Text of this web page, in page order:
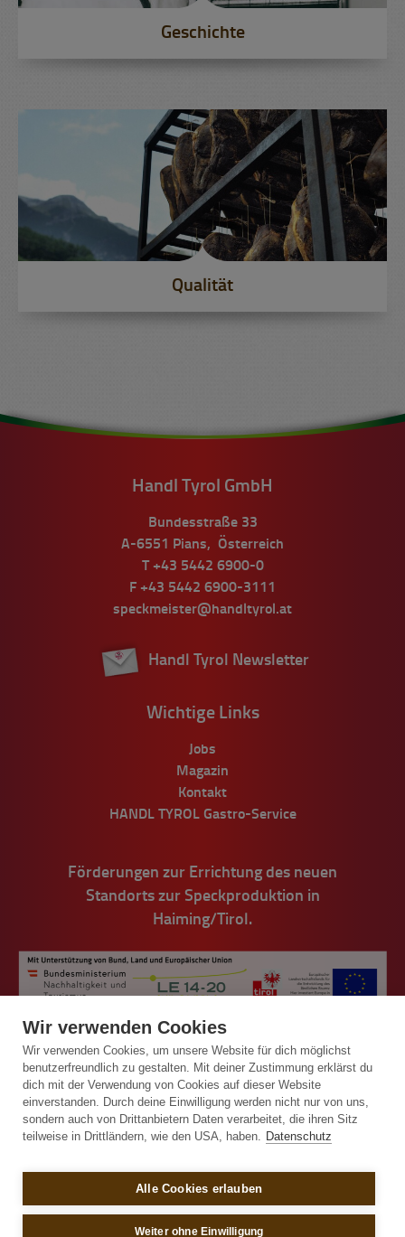
Geschichte
Qualität
Handl Tyrol GmbH
Bundesstraße 33
A-6551
Pians, Österreich
T +43 5442 6900-0
F +43 5442 6900-3111
speckmeister@handltyrol.at
Handl Tyrol Newsletter
Wichtige Links
Jobs
Magazin
Kontakt
HANDL TYROL Gastro-Service
Förderungen zur Errichtung des neuen
Standorts zur Speckproduktion in
Haiming/Tirol.
© Handl Tyrol 2026
Allgemeine Bestell- und Lieferbedingungen
Wir verwenden Cookies
Wir verwenden Cookies, um unsere Website für dich möglichst
benutzerfreundlich zu gestalten. Mit deiner Zustimmung erklärst du
dich mit der Verwendung von Cookies auf dieser Website
einverstanden. Durch deine Einwilligung werden nicht nur von uns,
sondern auch von Drittanbietern Daten verarbeitet, die ihren Sitz
teilweise in Drittländern, wie den USA, haben. Datenschutz
Alle Cookies erlauben
Weiter ohne Einwilligung